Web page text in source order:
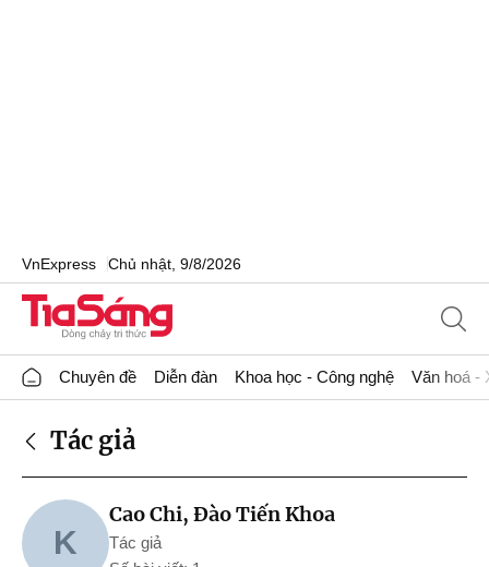
VnExpress Chủ nhật, 9/8/2026
Chuyên đề Diễn đàn Khoa học - Công nghệ Văn hoá -
Tác giả
K
Cao Chi, Đào Tiến Khoa
Tác giả